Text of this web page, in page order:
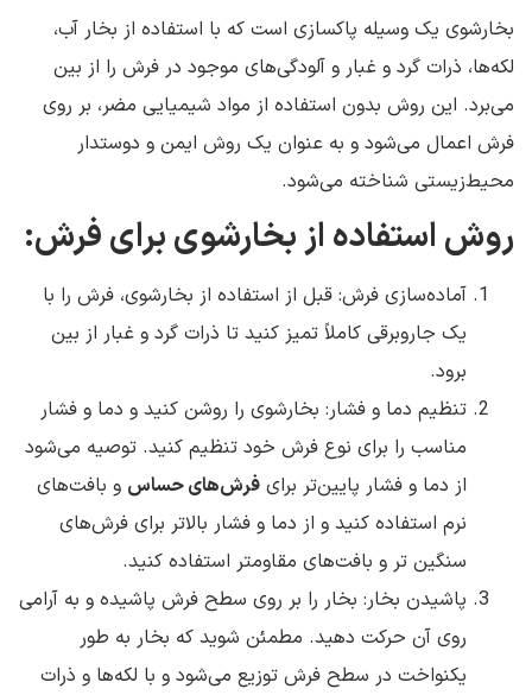
بخارشوی یک وسیله پاکسازی است که با استفاده از بخار آب،
لکه‌ها، ذرات گرد و غبار و آلودگی‌های موجود در فرش را از بین
می‌برد. این روش بدون استفاده از مواد شیمیایی مضر، بر روی
فرش اعمال می‌شود و به عنوان یک روش ایمن و دوستدار
محیط‌زیستی شناخته می‌شود.
روش استفاده از بخارشوی برای فرش:
آماده‌سازی فرش: قبل از استفاده از بخارشوی، فرش را با
یک جاروبرقی کاملاً تمیز کنید تا ذرات گرد و غبار از بین
برود.
تنظیم دما و فشار: بخارشوی را روشن کنید و دما و فشار
مناسب را برای نوع فرش خود تنظیم کنید. توصیه می‌شود
از دما و فشار پایین‌تر برای فرش‌های حساس و بافت‌های
نرم استفاده کنید و از دما و فشار بالاتر برای فرش‌های
سنگین تر و بافت‌های مقاومتر استفاده کنید.
پاشیدن بخار: بخار را بر روی سطح فرش پاشیده و به آرامی
روی آن حرکت دهید. مطمئن شوید که بخار به طور
یکنواخت در سطح فرش توزیع می‌شود و با لکه‌ها و ذرات